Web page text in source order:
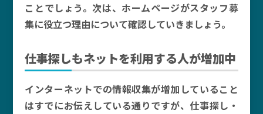
ことでしょう。次は、ホームページがスタッフ募
集に役立つ理由について確認していきましょう。
仕事探しもネットを利用する人が増加中
インターネットでの情報収集が増加していること
はすでにお伝えしている通りですが、仕事探し・